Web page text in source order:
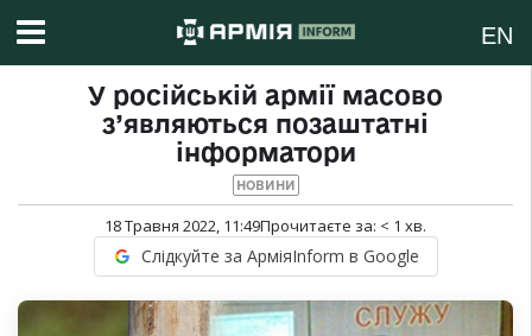
EN
У російській армії масово
з’являються позаштатні
інформатори
НОВИНИ
18 Травня 2022, 11:49Прочитаєте за: < 1 хв.
Слідкуйте за АрміяInform в Google